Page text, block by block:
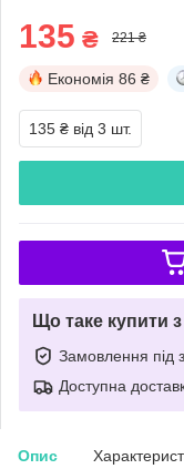
135 ₴ 221 ₴
Економія 86 ₴
135 ₴ від 3 шт.
Що таке купити
Замовлення під
Доступна
Опис